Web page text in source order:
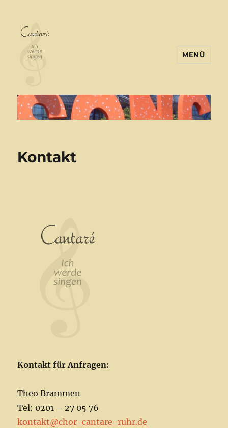
Chor-Cantaré-Ruhr
MENÜ
Kontakt
Kontakt für Anfragen:
Theo Brammen
Tel: 0201 – 27 05 76
kontakt@chor-cantare-ruhr.de